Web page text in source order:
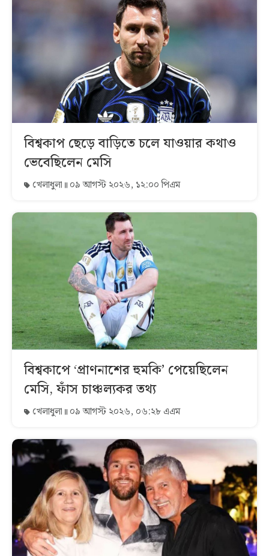
বিশ্বকাপ ছেড়ে বাড়িতে চলে যাওয়ার কথাও
ভেবেছিলেন মেসি
খেলাধুলা ০৯ আগস্ট ২০২৬, ১২:০০ পিএম
বিশ্বকাপে ‘প্রাণনাশের হুমকি’ পেয়েছিলেন
মেসি, ফাঁস চাঞ্চল্যকর তথ্য
খেলাধুলা ০৯ আগস্ট ২০২৬, ০৬:২৮ এএম